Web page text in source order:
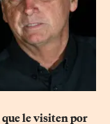
que le visiten por